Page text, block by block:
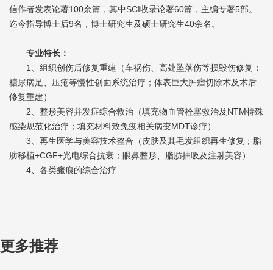
信作者发表论著100余篇，其中SCI收录论著60篇，主编专著5部。
迄今指导博士后9名，博士研究生及硕士研究生40余名。
专业特长：
1、组织创伤后修复重建（车祸伤、高处坠落伤等损毁伤修复；
糖尿病足、压疮等慢性创面系统治疗；体表巨大肿瘤切除术及术后
修复重建）
2、整形美容并发症综合救治（填充物血管栓塞救治及NTM特殊
感染规范化治疗；填充材料致免疫相关病变MDT诊疗）
3、再生医学与美容技术整合（皮肤及其毛发组织再生修复；脂
肪移植+CGF+光电综合抗衰；眼鼻整形、脂肪抽吸及注射美容）
4、各类瘢痕的综合治疗
更多推荐